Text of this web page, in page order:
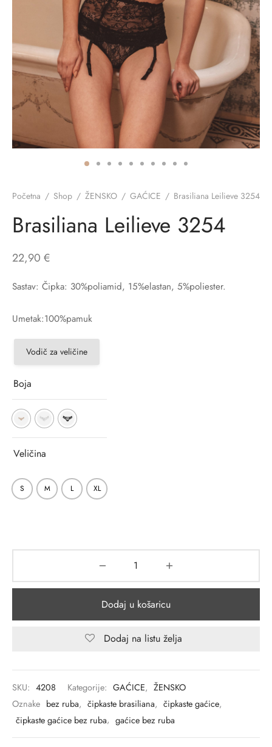
Početna / Shop / ŽENSKO / GAĆICE / Brasiliana Leilieve 3254
Brasiliana Leilieve 3254
22,90 €
Sastav: Čipka: 30%poliamid, 15%elastan, 5%poliester.
Umetak:100%pamuk
Vodič za veličine
Boja
Veličina
S M L XL
Dodaj u košaricu
Dodaj na listu želja
SKU: 4208 Kategorije: GAĆICE, ŽENSKO
Oznake bez ruba, čipkaste brasiliana, čipkaste gaćice,
čipkaste gaćice bez ruba, gaćice bez ruba
košaricama
leđa
korištenja